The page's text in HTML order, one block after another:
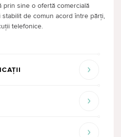
sine o ofertă comercială
stabilit de comun acord între părți,
telefonice.